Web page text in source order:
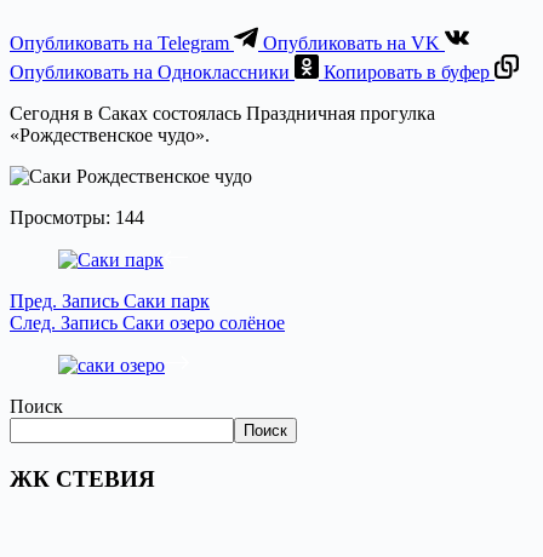
Опубликовать на Telegram
Опубликовать на VK
Опубликовать на Одноклассники
Копировать в буфер
Сегодня в Саках состоялась Праздничная прогулка
«Рождественское чудо».
Просмотры: 144
Пред. Запись Саки парк
След. Запись Саки озеро солёное
Поиск
Поиск
ЖК СТЕВИЯ